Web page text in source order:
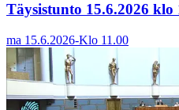
Täysistunto 15.6.2026 klo
ma 15.6.2026-Klo 11.00